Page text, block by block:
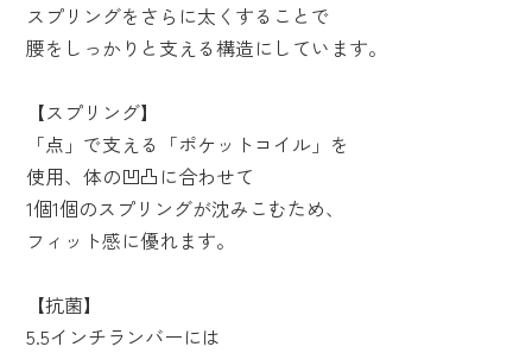
スプリングをさらに太くすることで
腰をしっかりと支える構造にしています。
【スプリング】
「点」で支える「ポケットコイル」を
使用、体の凹凸に合わせて
1個1個のスプリングが沈みこむため、
フィット感に優れます。
【抗菌】
5.5インチランバーには